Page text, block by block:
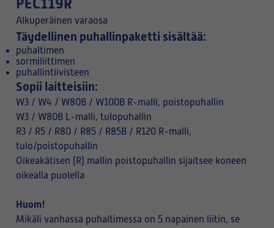
PEC119R
Alkuperäinen varaosa
Täydellinen puhallinpaketti sisältää:
puhaltimen
sormiliittimen
puhallintiivisteen
Sopii laitteisiin:
W3 / W4 / W80B / W100B R-malli, poistopuhallin
W3 / W80B L-malli, tulopuhallin
R3 / R5 / R80 / R85 / R85B / R120 R-malli,
tulo/poistopuhallin
Oikeakätisen (R) mallin poistopuhallin sijaitsee koneen
oikealla puolella
Huom!
Mikäli vanhassa puhaltimessa on 5 napainen liitin, se